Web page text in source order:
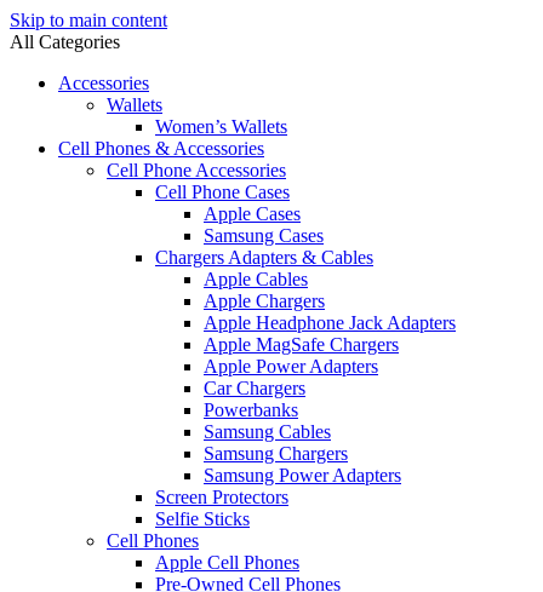
Skip to main content
All Categories
Accessories
Wallets
Women’s Wallets
Cell Phones & Accessories
Cell Phone Accessories
Cell Phone Cases
Apple Cases
Samsung Cases
Chargers Adapters & Cables
Apple Cables
Apple Chargers
Apple Headphone Jack Adapters
Apple MagSafe Chargers
Apple Power Adapters
Car Chargers
Powerbanks
Samsung Cables
Samsung Chargers
Samsung Power Adapters
Screen Protectors
Selfie Sticks
Cell Phones
Apple Cell Phones
Pre-Owned Cell Phones